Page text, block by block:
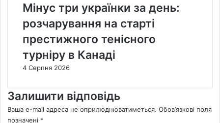
Мінус три українки за день:
розчарування на старті
престижного тенісного
турніру в Канаді
4 Серпня 2026
Залишити відповідь
Ваша e-mail адреса не оприлюднюватиметься. Обов’язкові поля
позначені *